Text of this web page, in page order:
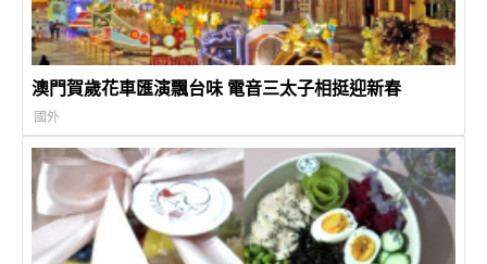
澳門賀歲花車匯演飄台味 電音三太子相挺迎新春
國外